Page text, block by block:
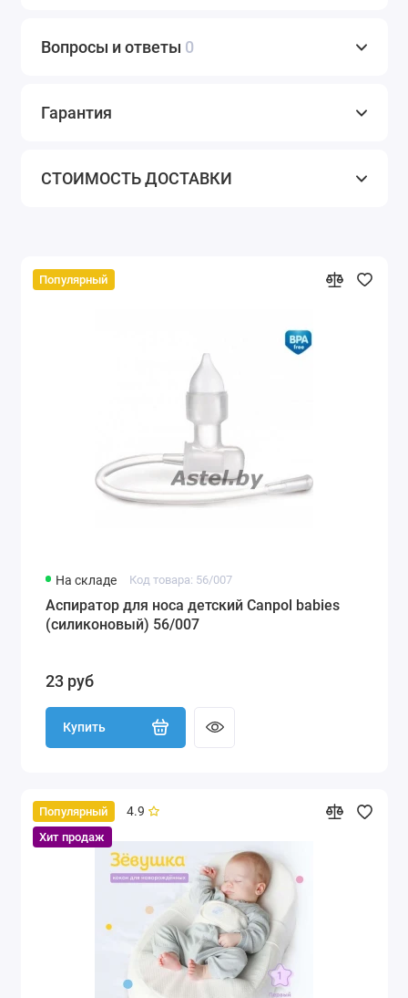
Вопросы и ответы 0
Гарантия
СТОИМОСТЬ ДОСТАВКИ
Популярный
На складе Код товара: 56/007
Аспиратор для носа детский Canpol babies
(силиконовый) 56/007
23 руб
Купить
Популярный
Хит продаж
4.9